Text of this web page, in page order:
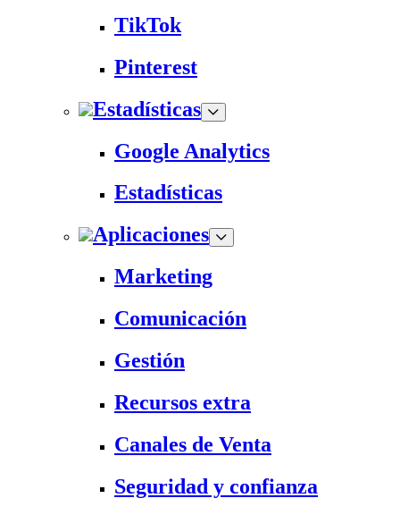
TikTok
Pinterest
Estadísticas
Google Analytics
Estadísticas
Aplicaciones
Marketing
Comunicación
Gestión
Recursos extra
Canales de Venta
Seguridad y confianza